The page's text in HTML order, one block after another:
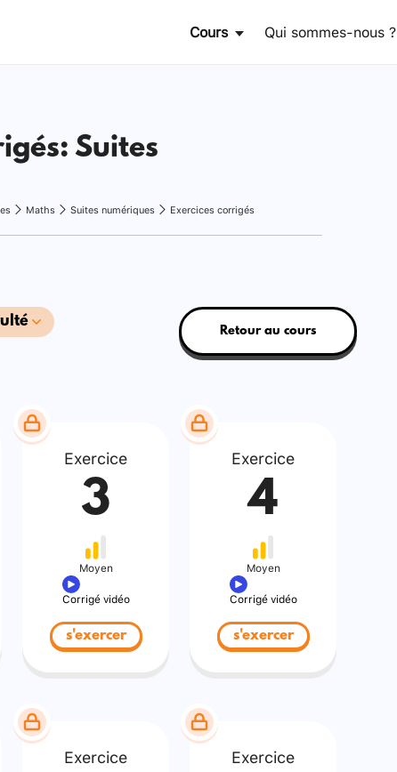
Cours Qui sommes-nous ?
Suites
Maths Suites numériques Exercices corrigés
Retour au cours
Exercice
3
Moyen
Corrigé vidéo
s'exercer
Exercice
4
Moyen
Corrigé vidéo
s'exercer
Exercice Exercice